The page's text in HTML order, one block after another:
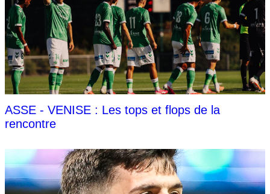
ASSE - VENISE : Les tops et flops de la
rencontre